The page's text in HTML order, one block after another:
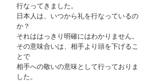
行なってきました。
日本人は、いつから礼を行なっているの
か？
それははっきり明確にはわかりません。
その意味合いは、相手より頭を下げるこ
とで
相手への敬いの意味として行っておりま
した。